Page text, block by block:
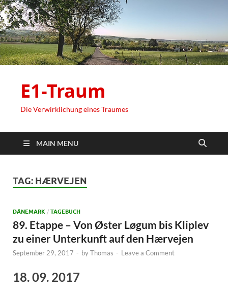
E1-Traum
Die Verwirklichung eines Traumes
MAIN MENU
TAG: HÆRVEJEN
DÄNEMARK / TAGEBUCH
89. Etappe – Von Øster Løgum bis Kliplev
zu einer Unterkunft auf den Hærvejen
September 29, 2017 - byThomas - Leave a Comment
18. 09. 2017